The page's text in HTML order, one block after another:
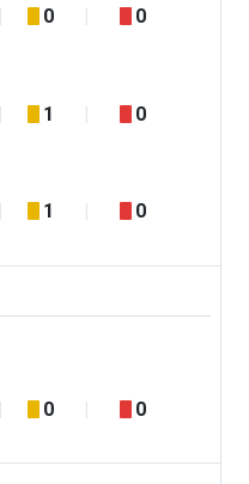
0 0
1 0
1 0
0 0